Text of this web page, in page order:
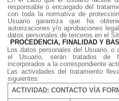
responsable o encargado del
con toda la normativa de
Usuario garantiza que ha
autorizaciones y/o aprobaciones
datos personales de terceros en el
PROCEDENCIA, FINALIDAD Y
Los datos personales del Usuario,
el Usuario, serán tratados de
incorporados a la correspondiente
Las actividades del tratamiento
siguientes:
ACTIVIDAD: CONTACTO VÍA